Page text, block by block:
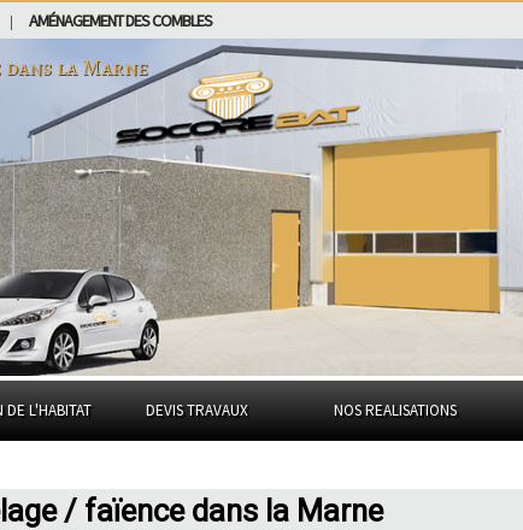
AMÉNAGEMENT DES COMBLES
la Marne
DE L'HABITAT DEVIS TRAVAUX NOS REALISATIONS
/ faïence dans la Marne